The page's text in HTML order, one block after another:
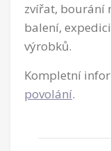
zvířat, bourání
balení,
výrobků.
Kompletní
povolání.